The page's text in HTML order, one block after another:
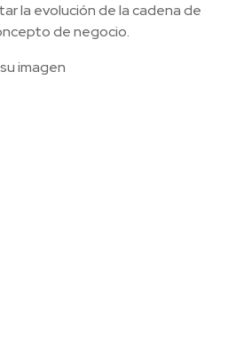
la evolución de la cadena de
de negocio.
imagen